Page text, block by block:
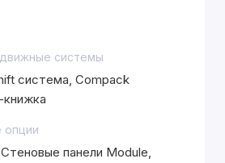
системы
система, Compack
опции
панели Module,